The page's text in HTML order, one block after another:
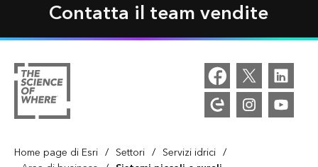
Contatta il team vendite
Home page di Esri / Settori / Servizi idrici /